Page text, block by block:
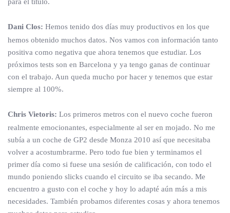
Dani Clos: Hemos tenido dos días muy productivos en los que
hemos obtenido muchos datos. Nos vamos con información tanto
positiva como negativa que ahora tenemos que estudiar. Los
próximos tests son en Barcelona y ya tengo ganas de continuar
con el trabajo. Aun queda mucho por hacer y tenemos que estar
siempre al 100%.
Chris Vietoris: Los primeros metros con el nuevo coche fueron
realmente emocionantes, especialmente al ser en mojado. No me
subía a un coche de GP2 desde Monza 2010 así que necesitaba
volver a acostumbrarme. Pero todo fue bien y terminamos el
primer día como si fuese una sesión de calificación, con todo el
mundo poniendo slicks cuando el circuito se iba secando. Me
encuentro a gusto con el coche y hoy lo adapté aún más a mis
necesidades. También probamos diferentes cosas y ahora tenemos